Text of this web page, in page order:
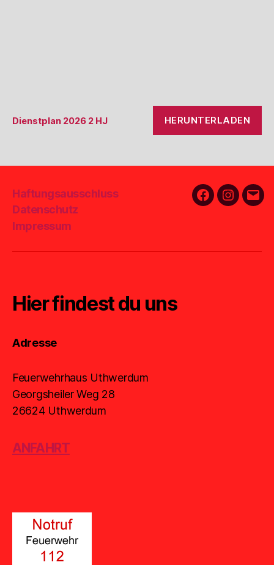
Dienstplan 2026 2 HJ HERUNTERLADEN
Haftungsausschluss
Datenschutz
Impressum
FacebookE-
Hier findest du uns
Adresse
Feuerwehrhaus Uthwerdum
Georgsheiler Weg 28
26624 Uthwerdum
ANFAHRT